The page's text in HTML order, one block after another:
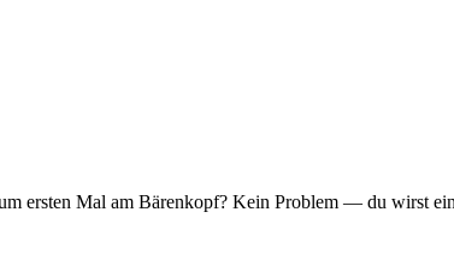
ersten Mal am Bärenkopf? Kein Problem — du wirst